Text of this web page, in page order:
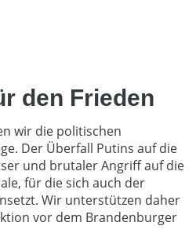
den Frieden
wir die politischen
Der Überfall Putins auf die
und brutaler Angriff auf die
für die sich auch der
Wir unterstützen daher
vor dem Brandenburger